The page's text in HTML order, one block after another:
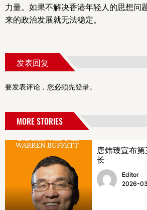
力量。如果不解决香港年轻人的思想问
来的政治发展就无法稳定。
发表回复
要发表评论，您必须先登录。
MORE STORIES
唐炜臻宣布
长
Editor
2026-